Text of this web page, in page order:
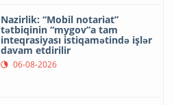
Nazirlik: “Mobil notariat”
tətbiqinin “mygov”a tam
inteqrasiyası istiqamətində işlər
davam etdirilir
06-08-2026